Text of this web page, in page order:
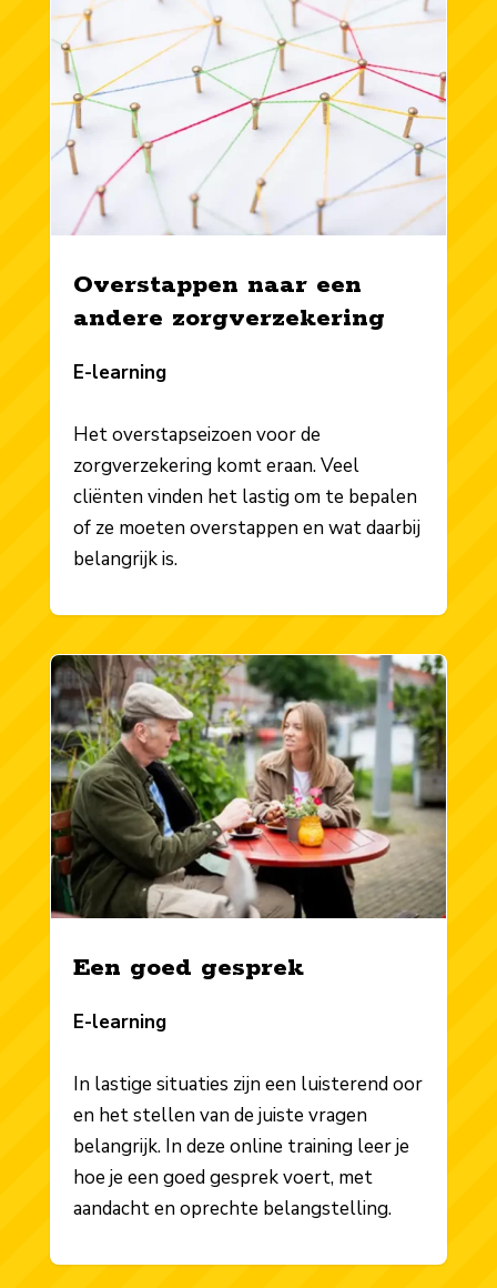
Overstappen naar een
andere zorgverzekering
E-learning
Het overstapseizoen voor de
zorgverzekering komt eraan. Veel
cliënten vinden het lastig om te bepalen
of ze moeten overstappen en wat daarbij
belangrijk is.
Een goed gesprek
E-learning
In lastige situaties zijn een luisterend oor
en het stellen van de juiste vragen
belangrijk. In deze online training leer je
hoe je een goed gesprek voert, met
aandacht en oprechte belangstelling.